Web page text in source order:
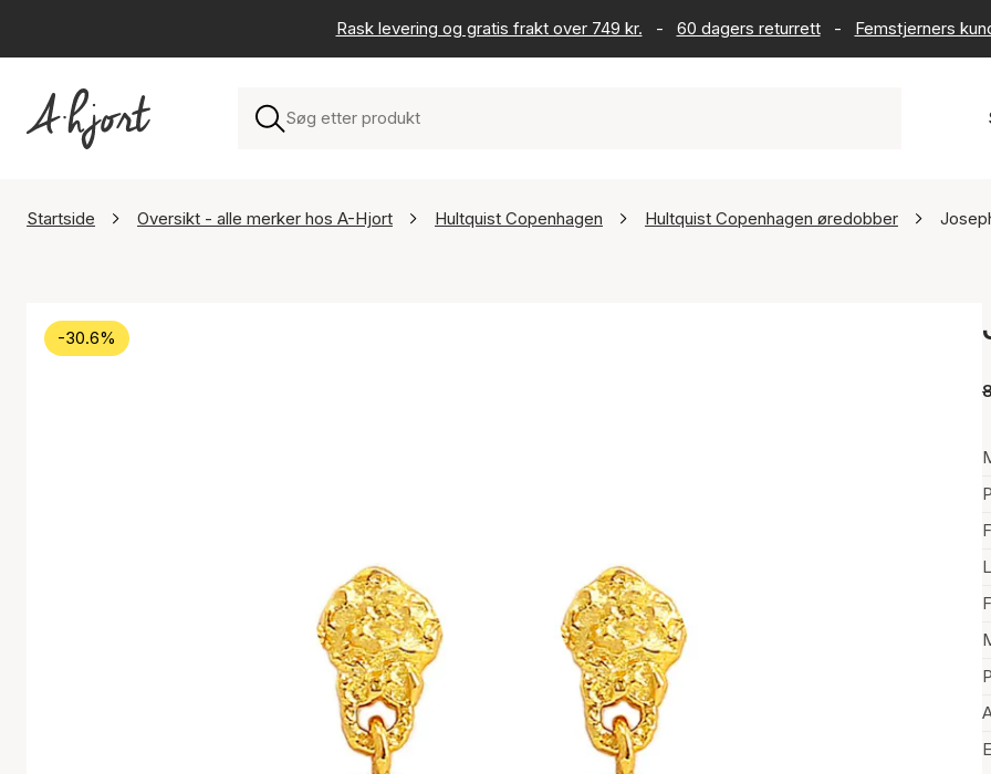
Rask levering og gratis frakt over 749 kr. - 60 dagers returrett - Femstjerners
Startside Oversikt - alle merker hos A-Hjort Hultquist Copenhagen Hultquist Copenhagen øredobber
-30.6%